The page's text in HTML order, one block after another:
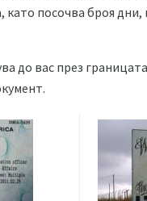
като посочва броя
до вас през